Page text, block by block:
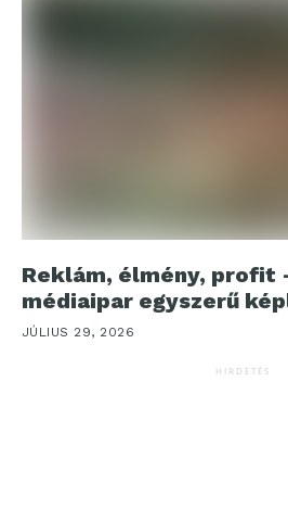
Reklám, élmény, profit
médiaipar egyszerű
JÚLIUS 29, 2026
HIRDETÉS